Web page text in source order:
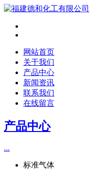
网站首页
关于我们
产品中心
新闻资讯
联系我们
在线留言
产品中心
...
标准气体